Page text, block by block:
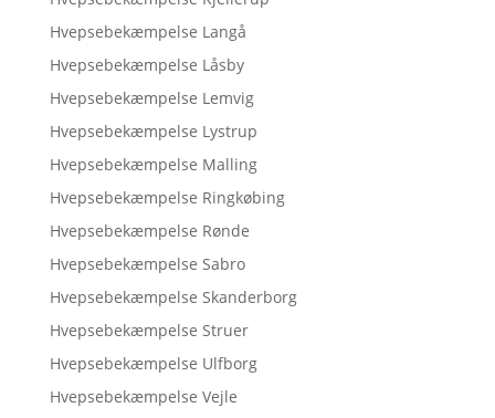
Hvepsebekæmpelse Langå
Hvepsebekæmpelse Låsby
Hvepsebekæmpelse Lemvig
Hvepsebekæmpelse Lystrup
Hvepsebekæmpelse Malling
Hvepsebekæmpelse Ringkøbing
Hvepsebekæmpelse Rønde
Hvepsebekæmpelse Sabro
Hvepsebekæmpelse Skanderborg
Hvepsebekæmpelse Struer
Hvepsebekæmpelse Ulfborg
Hvepsebekæmpelse Vejle